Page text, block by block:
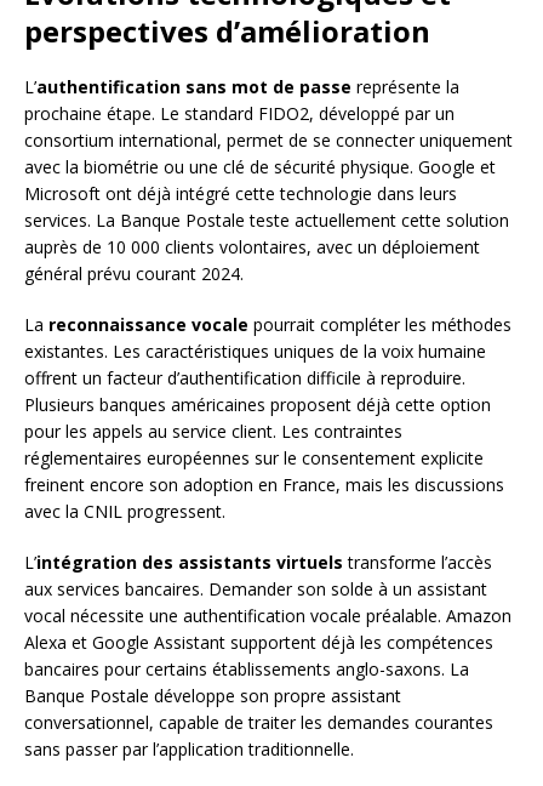
perspectives d’amélioration
L’authentification sans mot de passe représente la
prochaine étape. Le standard FIDO2, développé par un
consortium international, permet de se connecter uniquement
avec la biométrie ou une clé de sécurité physique. Google et
Microsoft ont déjà intégré cette technologie dans leurs
services. La Banque Postale teste actuellement cette solution
auprès de 10 000 clients volontaires, avec un déploiement
général prévu courant 2024.
La reconnaissance vocale pourrait compléter les méthodes
existantes. Les caractéristiques uniques de la voix humaine
offrent un facteur d’authentification difficile à reproduire.
Plusieurs banques américaines proposent déjà cette option
pour les appels au service client. Les contraintes
réglementaires européennes sur le consentement explicite
freinent encore son adoption en France, mais les discussions
avec la CNIL progressent.
L’intégration des assistants virtuels transforme l’accès
aux services bancaires. Demander son solde à un assistant
vocal nécessite une authentification vocale préalable. Amazon
Alexa et Google Assistant supportent déjà les compétences
bancaires pour certains établissements anglo-saxons. La
Banque Postale développe son propre assistant
conversationnel, capable de traiter les demandes courantes
sans passer par l’application traditionnelle.